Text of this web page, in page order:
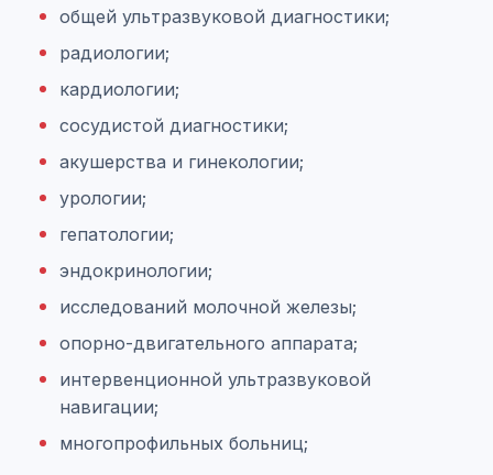
общей ультразвуковой диагностики;
радиологии;
кардиологии;
сосудистой диагностики;
акушерства и гинекологии;
урологии;
гепатологии;
эндокринологии;
исследований молочной железы;
опорно-двигательного аппарата;
интервенционной ультразвуковой
навигации;
многопрофильных больниц;